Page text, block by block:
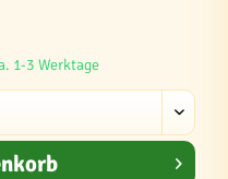
1-3 Werktage